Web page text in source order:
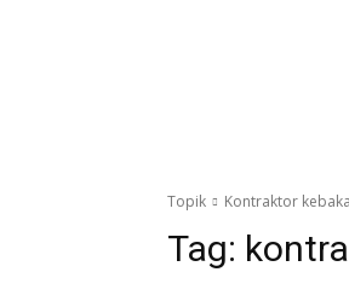
Topik Kontraktor
Tag: